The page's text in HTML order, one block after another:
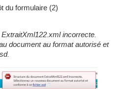
du formulaire (2)
incorrecte.
document au format autorisé et